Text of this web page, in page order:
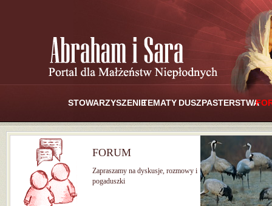
STOWARZYSZENIETEMATY DUSZPASTERSTWA
FORUM
Zapraszamy na dyskusje, rozmowy i
pogaduszki